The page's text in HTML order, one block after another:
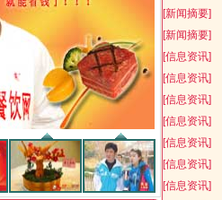
济宁路
苑小区
庐山路
虾毛蟹烧烤
福临海鲜饺子城
亲饺子
店 高朋轩湘菜馆
园生态园
鱼馆 鸿丰饺子城
[新闻摘要]
[新闻摘要]
[信息资讯]
[信息资讯]
[信息资讯]
[信息资讯]
[信息资讯]
[信息资讯]
[信息资讯]